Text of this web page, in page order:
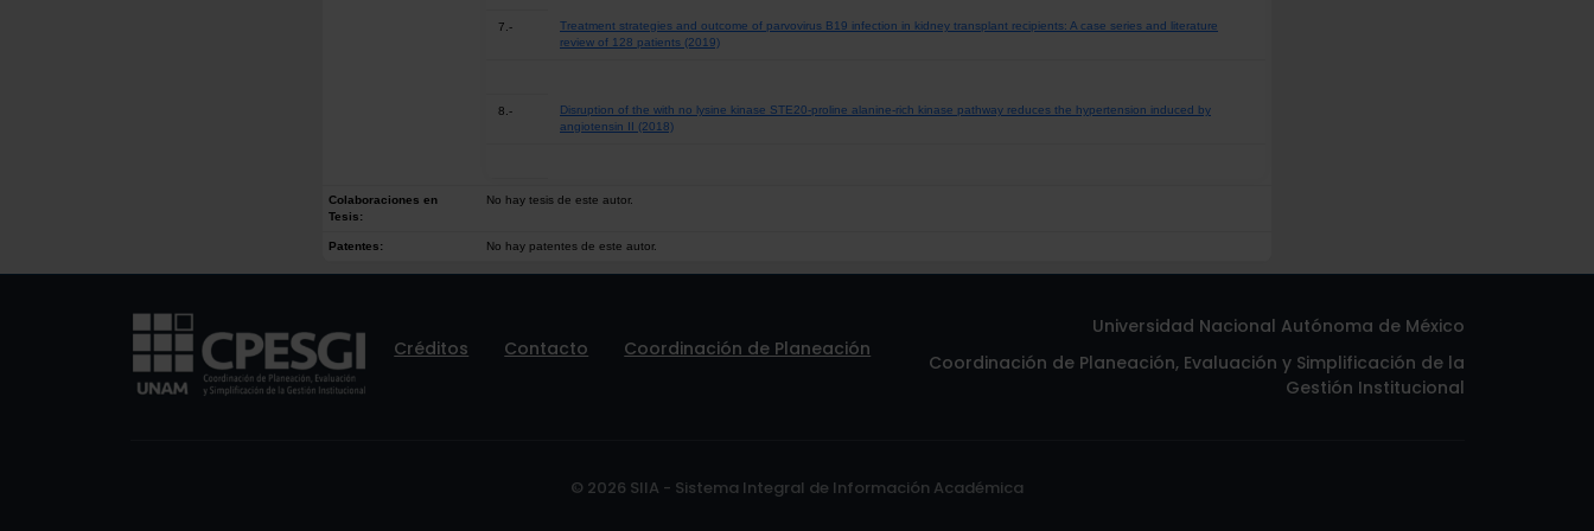
7.-
Treatment strategies and outcome of parvovirus B19 infection in kidney transplant recipients: A case series and literature
review of 128 patients (2019)
8.-
Disruption of the with no lysine kinase STE20-proline alanine-rich kinase pathway reduces the hypertension induced by
angiotensin II (2018)
Colaboraciones en
Tesis:
No hay tesis de este autor.
Patentes: No hay patentes de este autor.
Créditos Contacto Coordinación de Planeación
Universidad Nacional Autónoma de México
Coordinación de Planeación, Evaluación y Simplificación de la
Gestión Institucional
© 2026 SIIA - Sistema Integral de Información Académica